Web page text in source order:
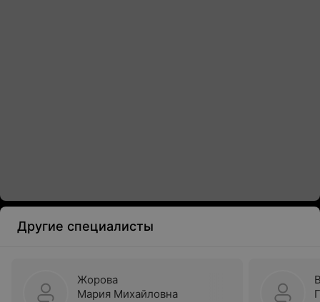
Другие специалисты
Жорова
Мария Михайловна